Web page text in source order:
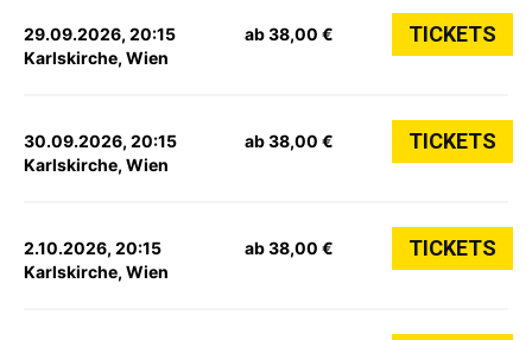
29.09.2026, 20:15
Karlskirche, Wien
ab 38,00 € TICKETS
30.09.2026, 20:15
Karlskirche, Wien
ab 38,00 € TICKETS
2.10.2026, 20:15
Karlskirche, Wien
ab 38,00 € TICKETS